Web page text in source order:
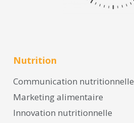
Nutrition
Communication nutritionnelle
Marketing alimentaire
Innovation nutritionnelle